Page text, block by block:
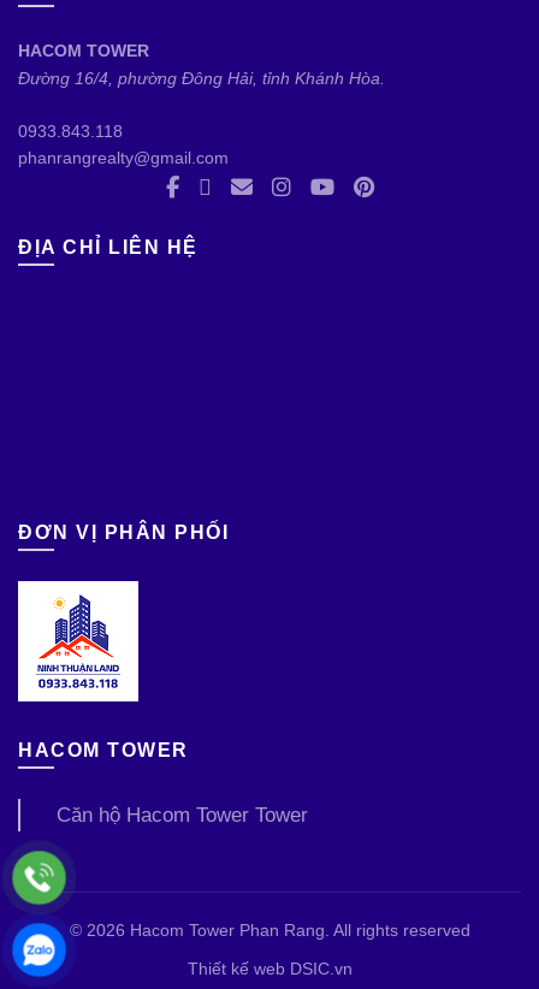
HACOM TOWER
Đường 16/4, phường Đông Hải, tỉnh Khánh Hòa.
0933.843.118
phanrangrealty@gmail.com
ĐỊA CHỈ LIÊN HỆ
ĐƠN VỊ PHÂN PHỐI
HACOM TOWER
Căn hộ Hacom Tower Tower
© 2026 Hacom Tower Phan Rang . All rights reserved
Thiết kế web DSIC.vn